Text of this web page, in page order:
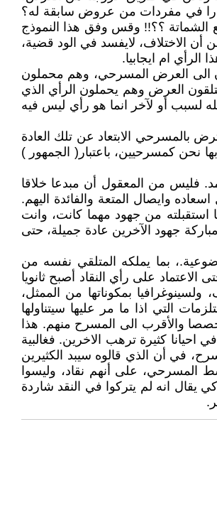
في مفردات من عروض سابقة له؟
الشماتة ؟؟!! وقس وفق هذا النموذج
أن الاختلاف، لايفسد في الود قضية،
ام ايجابيا.
الى العرض المسرحي، وهم محملون
العرض وهم يحملون الرأي الذي
لسبب أو لآخر انما هو رأي ليس فيه
بالمسرحي الابتعاد عن تلك العادة
نحن كمسرحيين، باعتبار( الجمهور )
فليس من المعقول أن مبدعا خلاقا
وايصال المتعة والفائدة اليهم.
استقبلته من جهود مهما كانت، وانت
جهود الآخرين عادة جميلة، حتى
بما يملكه المتلقي نفسه من
على رأي النقاد أصبح ثانويا
بمكوناتها من الممثل،
التي اذا ما مر عليها سيتناولها
والأقرب الى المسرح منهم. هذا
كثيرة ترهب الاخرين. فغالبية
في أن الذي قالوه سيبد الكثيرين
المسرحي، على أنهم نقاد، وليسوا
يقال انه لم يتركوا في النقد شاردة